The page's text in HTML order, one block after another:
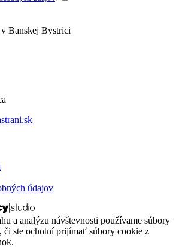
údajov
a analýzu návštevnosti používame súbory
či ste ochotní prijímať súbory cookie z